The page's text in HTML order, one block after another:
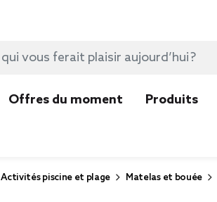
Offres du moment Produits
Activités piscine et plage Matelas et bouée